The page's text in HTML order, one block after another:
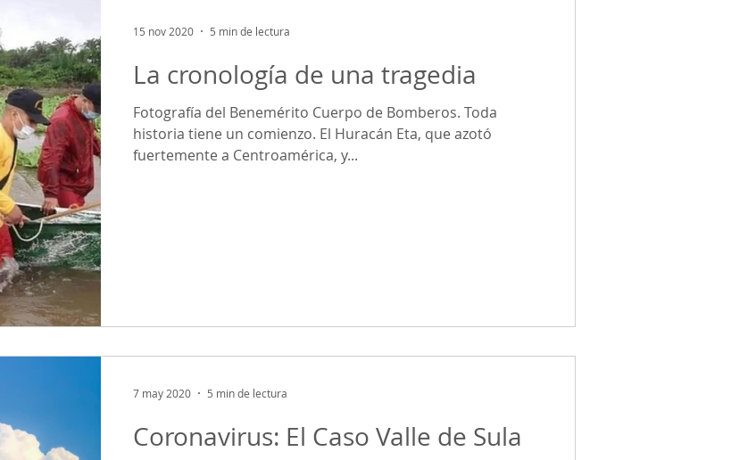
La cronología de una tragedia
Fotografía del Benemérito Cuerpo de Bomberos. Toda
historia tiene un comienzo. El Huracán Eta, que azotó
fuertemente a Centroamérica, y...
15 nov 2020 5 min de lectura
Coronavirus: El Caso Valle de Sula
7 may 2020 5 min de lectura